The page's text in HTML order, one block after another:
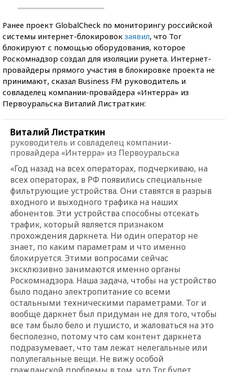
Ранее проект GlobalCheck по мониторингу российской
системы интернет-блокировок заявил, что Tor
блокируют с помощью оборудования, которое
Роскомнадзор создал для изоляции рунета. Интернет-
провайдеры прямого участия в блокировке проекта не
принимают, сказал Business FM руководитель и
совладелец компании-провайдера «Интерра» из
Первоуральска Виталий Листраткин:
Виталий Листраткин
руководитель и совладелец компании-
провайдера «Интерра» из Первоуральска
«Год назад на всех операторах, подчеркиваю, на
всех операторах, в РФ появились специальные
фильтрующие устройства. Они ставятся в разрыв
входного и выходного трафика на наших
абонентов. Эти устройства способны отсекать
трафик, который является признаком
прохождения даркнета. Ни один оператор не
знает, по каким параметрам и что именно
блокируется. Этими вопросами сейчас
эксклюзивно занимаются именно органы
Роскомнадзора. Наша задача, чтобы на устройство
было подано электропитание со всеми
остальными техническими параметрами. Tor и
вообще даркнет был придуман не для того, чтобы
все там было бело и пушисто, и жаловаться на это
бесполезно, потому что сам контент даркнета
подразумевает, что там лежат нелегальные или
полулегальные вещи. Не вижу особой